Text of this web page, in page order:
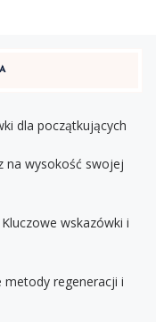
dla początkujących
na wysokość swojej
wskazówki i
metody regeneracji i